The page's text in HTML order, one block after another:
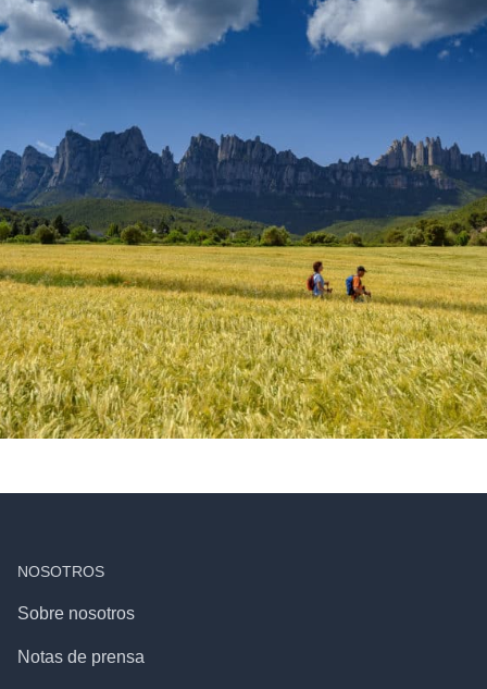
NOSOTROS
Sobre nosotros
Notas de prensa